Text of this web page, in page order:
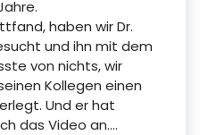
haben wir Dr.
und ihn mit dem
von nichts, wir
Kollegen einen
Und er hat
das Video an….